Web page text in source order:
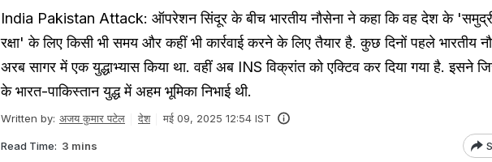
India Pakistan Attack: ऑपरेशन सिंदूर के बीच भारतीय नौसेना ने कहा कि वह देश के 'समुद्री
रक्षा' के लिए किसी भी समय और कहीं भी कार्रवाई करने के लिए तैयार है. कुछ दिनों पहले भारतीय
अरब सागर में एक युद्धाभ्यास किया था. वहीं अब INS विक्रांत को एक्टिव कर दिया गया है. इसने
के भारत-पाकिस्तान युद्ध में अहम भूमिका निभाई थी.
Written by: अजय कुमार पटेल देश मई 09, 2025 12:54 IST
Read Time: 3 mins